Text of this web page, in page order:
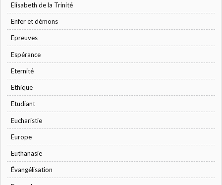
Elisabeth de la Trinité
Enfer et démons
Epreuves
Espérance
Eternité
Ethique
Etudiant
Eucharistie
Europe
Euthanasie
Évangélisation